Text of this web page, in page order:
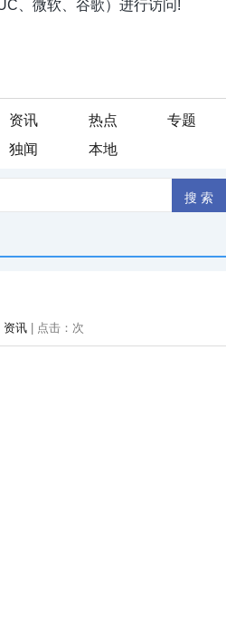
资讯 热点
专题
独闻 本地
资讯 | 点击： 次